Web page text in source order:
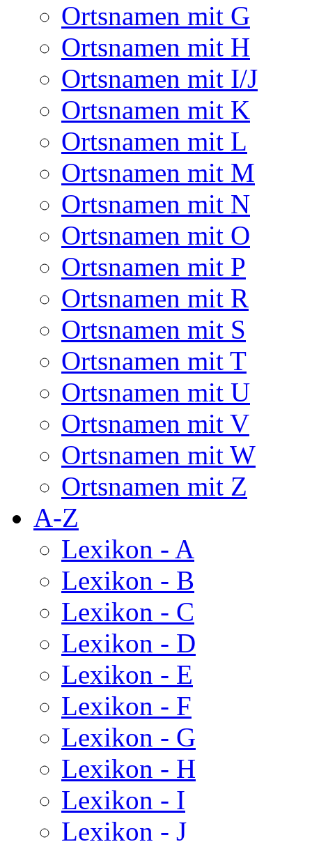
Ortsnamen mit G
Ortsnamen mit H
Ortsnamen mit I/J
Ortsnamen mit K
Ortsnamen mit L
Ortsnamen mit M
Ortsnamen mit N
Ortsnamen mit O
Ortsnamen mit P
Ortsnamen mit R
Ortsnamen mit S
Ortsnamen mit T
Ortsnamen mit U
Ortsnamen mit V
Ortsnamen mit W
Ortsnamen mit Z
A-Z
Lexikon - A
Lexikon - B
Lexikon - C
Lexikon - D
Lexikon - E
Lexikon - F
Lexikon - G
Lexikon - H
Lexikon - I
Lexikon - J